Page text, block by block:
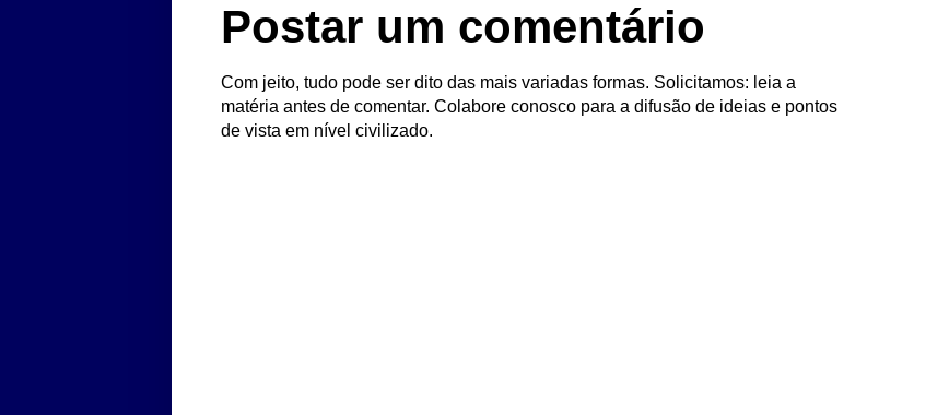
Postar um comentário
Com jeito, tudo pode ser dito das mais variadas formas. Solicitamos: leia a
matéria antes de comentar. Colabore conosco para a difusão de ideias e pontos
de vista em nível civilizado.